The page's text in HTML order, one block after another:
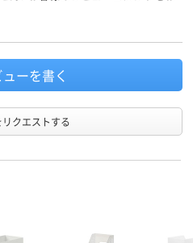
ューを書く
クエストする